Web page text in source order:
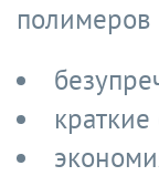
полимеров